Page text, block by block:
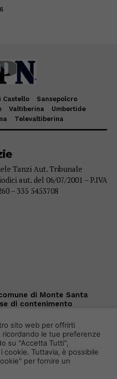
Castello
Sansepolcro
Valtiberina
Umbertide
Televaltiberina
Tanzi Aut. Tribunale
aut. del 06/07/2001 – P.IVA
– 335 5453708
di Monte Santa
di contenimento
sito web per offrirti
le tue preferenze
su "Accetta Tutti",
cookie. Tuttavia, è possibile
per fornire un